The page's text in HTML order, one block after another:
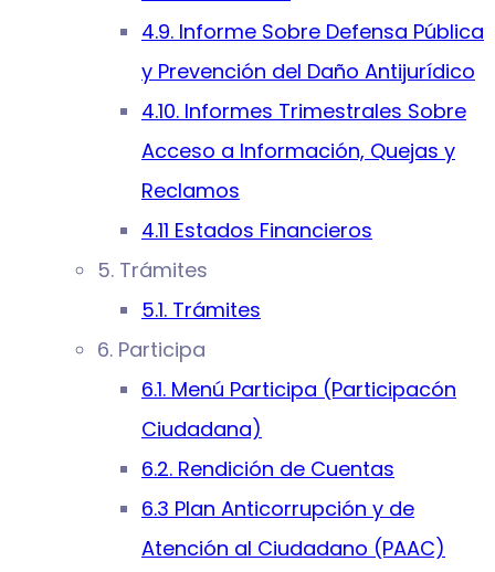
4.9. Informe Sobre Defensa Pública
y Prevención del Daño Antijurídico
4.10. Informes Trimestrales Sobre
Acceso a Información, Quejas y
Reclamos
4.11 Estados Financieros
5. Trámites
5.1. Trámites
6. Participa
6.1. Menú Participa (Participacón
Ciudadana)
6.2. Rendición de Cuentas
6.3 Plan Anticorrupción y de
Atención al Ciudadano (PAAC)